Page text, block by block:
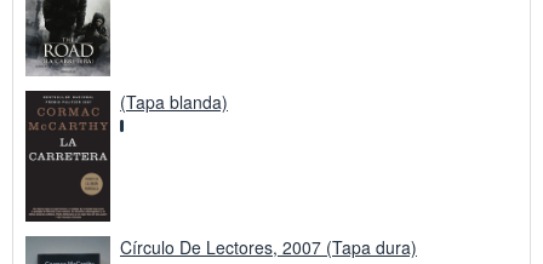
(Tapa blanda)
Círculo De Lectores, 2007 (Tapa dura)